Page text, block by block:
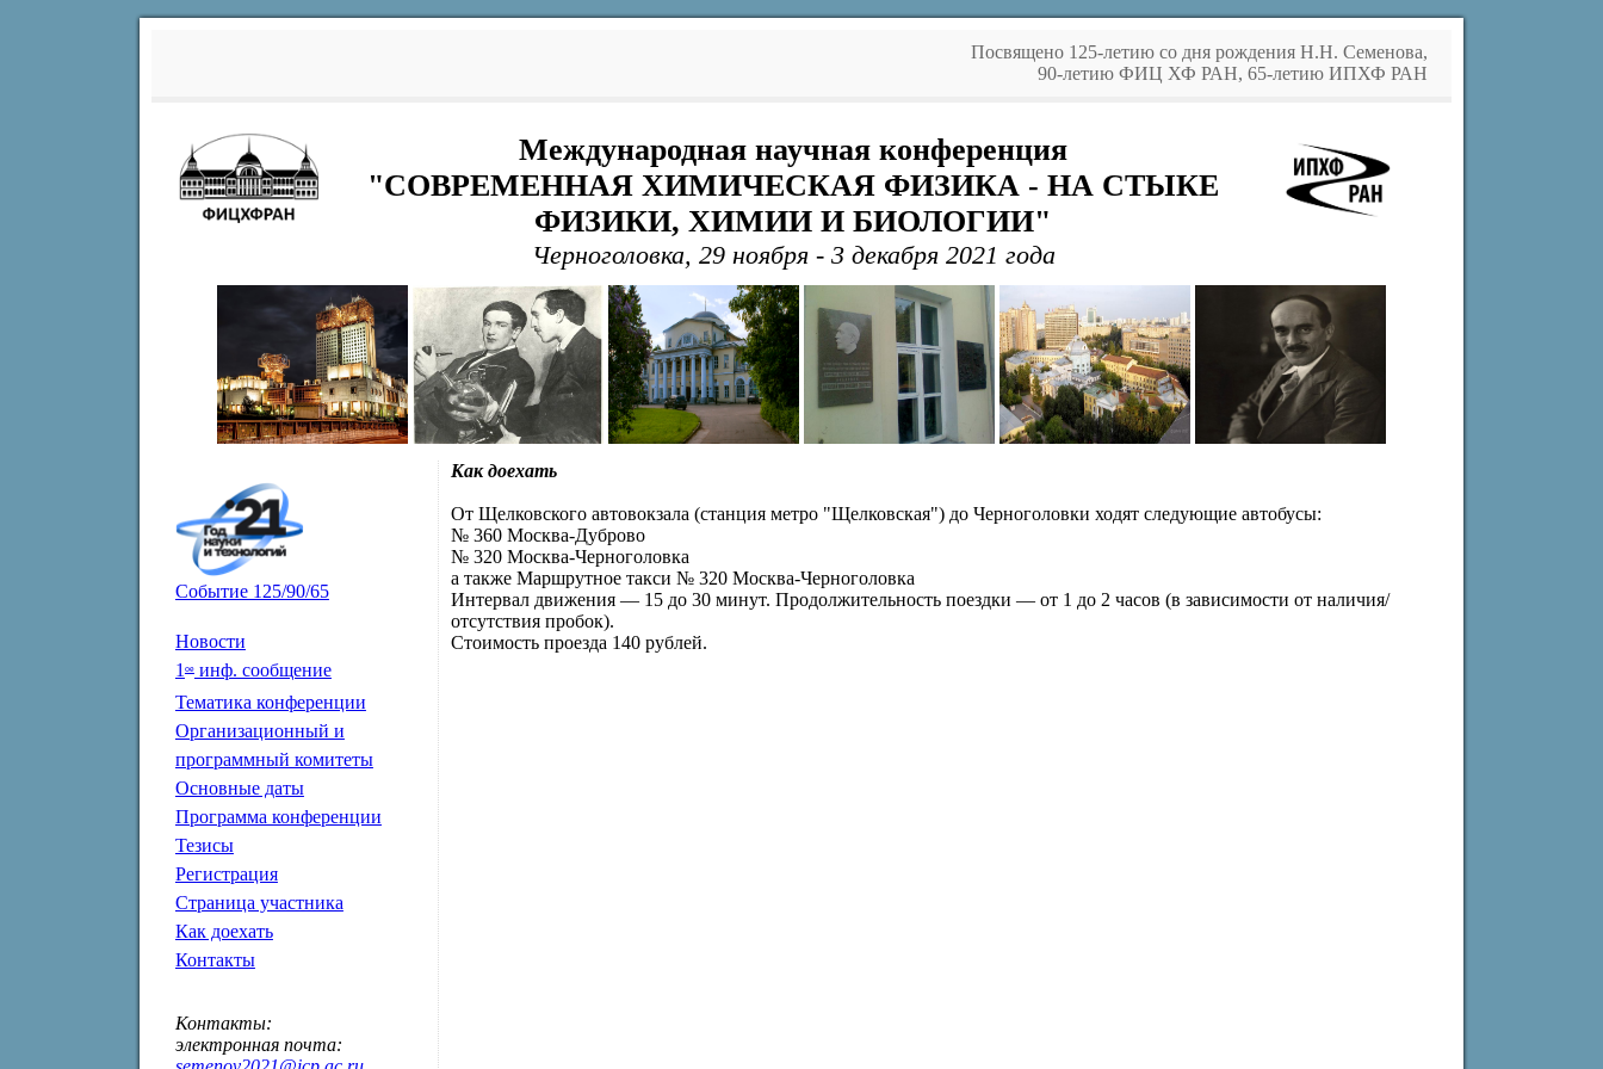
Посвящено 125-летию со дня рождения Н.Н. Семенова,
90-летию ФИЦ ХФ РАН, 65-летию ИПХФ РАН
Международная научная конференция
"СОВРЕМЕННАЯ ХИМИЧЕСКАЯ ФИЗИКА - НА СТЫКЕ
ФИЗИКИ, ХИМИИ И БИОЛОГИИ"
Черноголовка, 29 ноября - 3 декабря 2021 года
Событие 125/90/65
Новости
1 оеинф. сообщение
Тематика конференции
Организационный и
программный комитеты
Основные даты
Программа конференции
Тезисы
Регистрация
Страница участника
Как доехать
Контакты
Контакты:
электронная почта:
Как доехать
От Щелковского автовокзала (станция метро "Щелковская") до Черноголовки ходят следующие автобусы:
№ 360 Москва-Дуброво
№ 320 Москва-Черноголовка
а также Маршрутное такси № 320 Москва-Черноголовка
Интервал движения — 15 до 30 минут. Продолжительность поездки — от 1 до 2 часов (в зависимости от наличия/
отсутствия пробок).
Стоимость проезда 140 рублей.